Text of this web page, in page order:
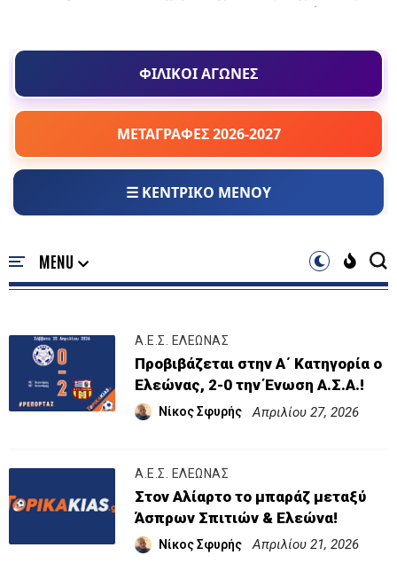
ΦΙΛΙΚΟΙ ΑΓΩΝΕΣ
ΜΕΤΑΓΡΑΦΕΣ 2026-2027
☰ ΚΕΝΤΡΙΚΟ ΜΕΝΟΥ
Α.Ε.Σ. ΕΛΕΩΝΑΣ
Προβιβάζεται στην Α΄ Κατηγορία ο
Ελεώνας, 2-0 την Ένωση Α.Σ.Α.!
Νίκος Σφυρής Απριλίου 27, 2026
Α.Ε.Σ. ΕΛΕΩΝΑΣ
Στον Αλίαρτο το μπαράζ μεταξύ
Άσπρων Σπιτιών & Ελεώνα!
Νίκος Σφυρής Απριλίου 21, 2026